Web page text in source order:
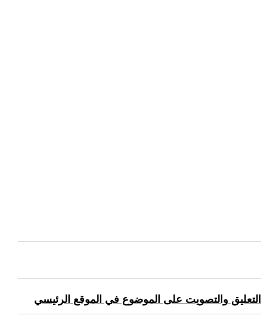
التعليق والتصويت على الموضوع في الموقع الرئيسي